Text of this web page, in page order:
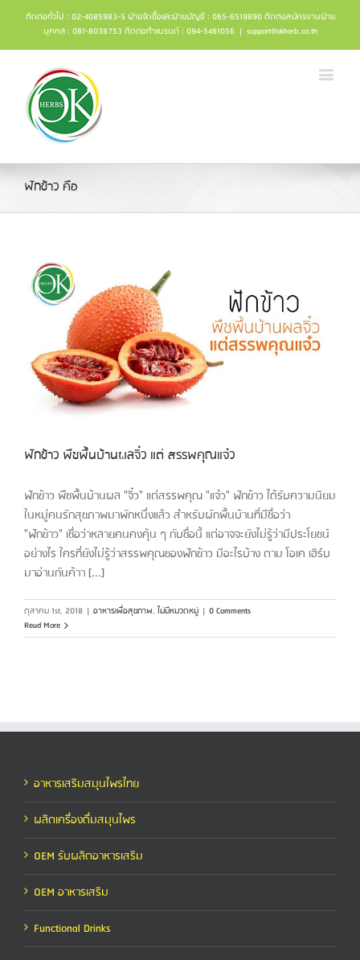
ติดต่อทั่วไป : 02-4085983-5 ฝ่ายจัดซื้อและฝ่ายบัญชี : 065-6519890 ติดต่อสมัครงานฝ่าย
บุคคล : 081-8038753 ติดต่อทำแบรนด์ : 094-5481056 | support@okherb.co.th
ฟักข้าว คือ
ฟักข้าว พืชพื้นบ้านผลจิ๋ว แต่ สรรพคุณแจ๋ว
ฟักข้าว พืชพื้นบ้านผล "จิ๋ว" แต่สรรพคุณ "แจ๋ว" ฟักข้าว ได้รับความนิยม
ในหมู่คนรักสุขภาพมาพักหนึ่งแล้ว สำหรับผักพื้นบ้านที่มีชื่อว่า
"ฟักข้าว" เชื่อว่าหลายคนคงคุ้น ๆ กับชื่อนี้ แต่อาจจะยังไม่รู้ว่ามีประโยชน์
อย่างไร ใครที่ยังไม่รู้ว่าสรรพคุณของฟักข้าว มีอะไรบ้าง ตาม โอเค เฮิร์บ
มาอ่านกันค้าา [...]
ตุลาคม 1st, 2018 | อาหารเพื่อสุขภาพ,ไม่มีหมวดหมู่ | 0 Comments
Read More
อาหารเสริมสมุนไพรไทย
ผลิตเครื่องดื่มสมุนไพร
OEM รับผลิตอาหารเสริม
OEM อาหารเสริม
Functional Drinks